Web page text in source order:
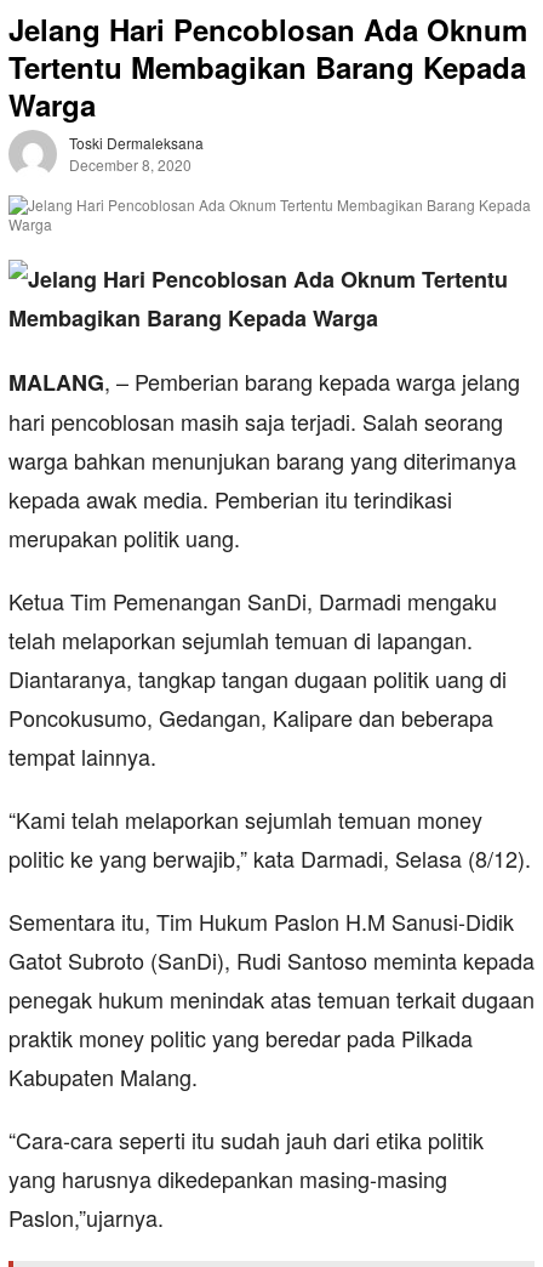
Jelang Hari Pencoblosan Ada Oknum
Tertentu Membagikan Barang Kepada
Warga
Toski Dermaleksana
December 8, 2020
MALANG, – Pemberian barang kepada warga jelang
hari pencoblosan masih saja terjadi. Salah seorang
warga bahkan menunjukan barang yang diterimanya
kepada awak media. Pemberian itu terindikasi
merupakan politik uang.
Ketua Tim Pemenangan SanDi, Darmadi mengaku
telah melaporkan sejumlah temuan di lapangan.
Diantaranya, tangkap tangan dugaan politik uang di
Poncokusumo, Gedangan, Kalipare dan beberapa
tempat lainnya.
“Kami telah melaporkan sejumlah temuan money
politic ke yang berwajib,” kata Darmadi, Selasa (8/12).
Sementara itu, Tim Hukum Paslon H.M Sanusi-Didik
Gatot Subroto (SanDi), Rudi Santoso meminta kepada
penegak hukum menindak atas temuan terkait dugaan
praktik money politic yang beredar pada Pilkada
Kabupaten Malang.
“Cara-cara seperti itu sudah jauh dari etika politik
yang harusnya dikedepankan masing-masing
Paslon,”ujarnya.